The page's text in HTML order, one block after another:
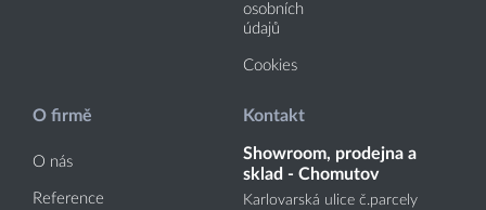
osobních
údajů
Cookies
O firmě
O nás
Reference
Kontakt
Showroom, prodejna a
sklad - Chomutov
Karlovarská ulice č.parcely